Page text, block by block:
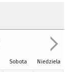
Sobota Niedziela